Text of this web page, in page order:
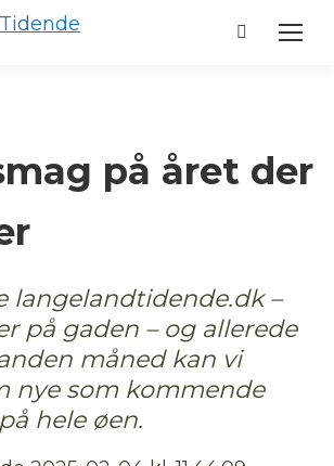
Search:
på året der
langelandtidende.dk –
på gaden – og allerede
måned kan vi
nye som kommende
hele øen.